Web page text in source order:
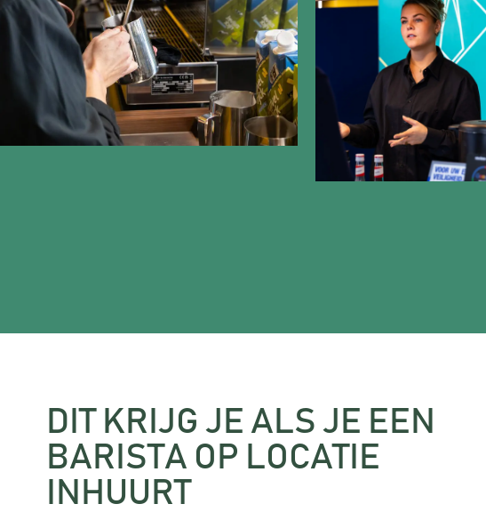
DIT KRIJG JE ALS JE EEN
BARISTA OP LOCATIE
INHUURT